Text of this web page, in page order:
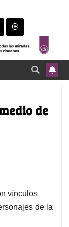
de
vínculos
de la